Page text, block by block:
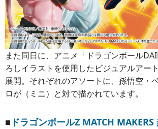
また同日に、アニメ「ドラゴンボール
ろしイラストを使用したビジュアルアー
展開。それぞれのアソートに、孫悟空・
ロが（ミニ）と対で描かれています。
■ ドラゴンボールZ MATCH